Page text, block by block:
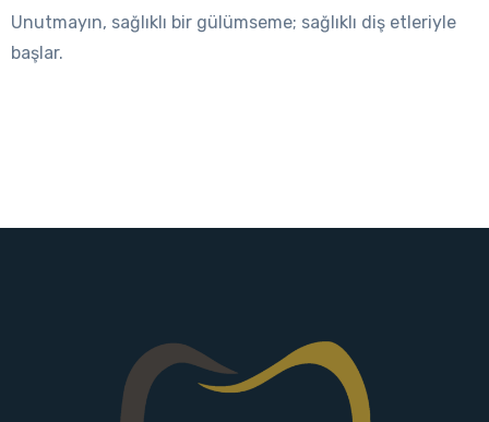
Unutmayın, sağlıklı bir gülümseme; sağlıklı diş etleriyle
başlar.